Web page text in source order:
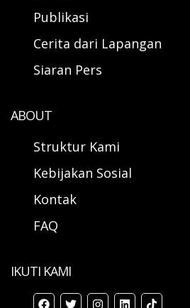
Publikasi
Cerita dari Lapangan
Siaran Pers
ABOUT
Struktur Kami
Kebijakan Sosial
Kontak
FAQ
IKUTI KAMI